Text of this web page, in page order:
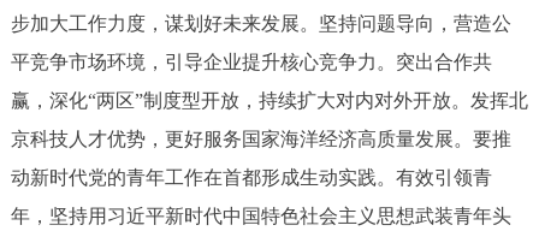
政民互动
参与调查 在线访谈 图说互动
走进北京
步加大工作力度，谋划好未来发展。坚持问题导向，营造公
平竞争市场环境，引导企业提升核心竞争力。突出合作共
赢，深化“两区”制度型开放，持续扩大对内对外开放。发挥北
京科技人才优势，更好服务国家海洋经济高质量发展。要推
动新时代党的青年工作在首都形成生动实践。有效引领青
年，坚持用习近平新时代中国特色社会主义思想武装青年头